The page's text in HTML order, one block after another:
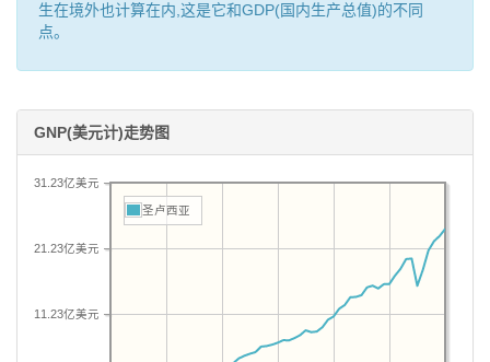
生在境外也计算在内,这是它和GDP(国内生产总值)的不同
点。
GNP(美元计)走势图
11.23亿美元
21.23亿美元
31.23亿美元
圣卢西亚